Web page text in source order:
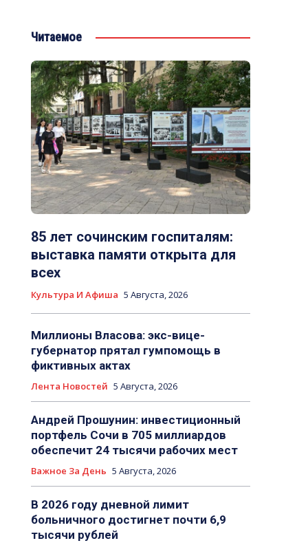
Читаемое
85 лет сочинским госпиталям:
выставка памяти открыта для
всех
Культура И Афиша 5 Августа, 2026
Миллионы Власова: экс-вице-
губернатор прятал гумпомощь в
фиктивных актах
Лента Новостей 5 Августа, 2026
Андрей Прошунин: инвестиционный
портфель Сочи в 705 миллиардов
обеспечит 24 тысячи рабочих мест
Важное За День 5 Августа, 2026
В 2026 году дневной лимит
больничного достигнет почти 6,9
тысячи рублей